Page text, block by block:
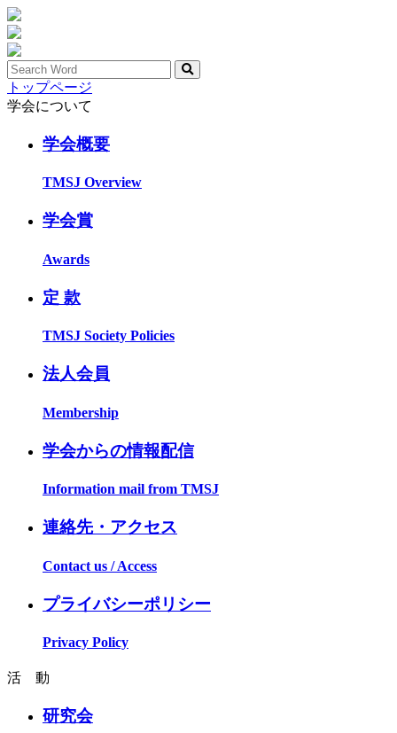
トップページ
学会について
学会概要
TMSJ Overview
学会賞
Awards
定 款
TMSJ Society Policies
法人会員
Membership
学会からの情報配信
Information mail from TMSJ
連絡先・アクセス
Contact us / Access
プライバシーポリシー
Privacy Policy
活 動
研究会